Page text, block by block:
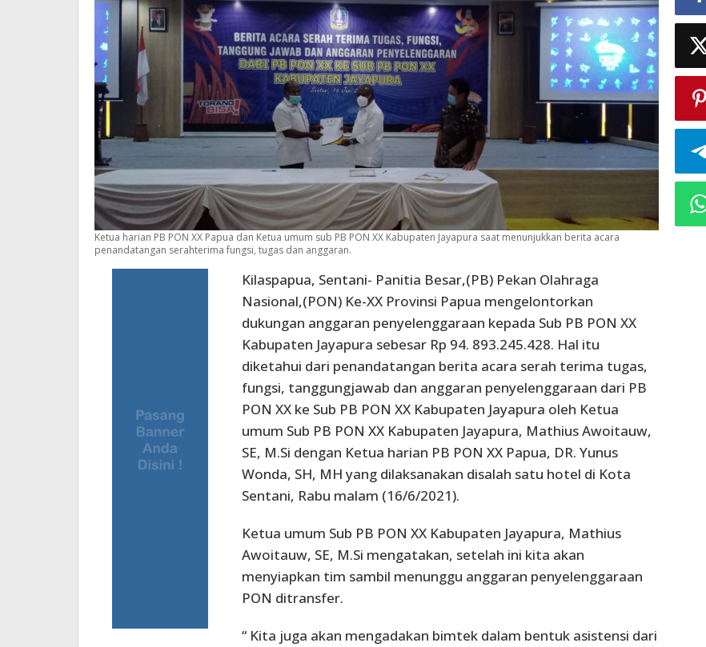
Ketua harian PB PON XX Papua dan Ketua umum sub PB PON XX Kabupaten Jayapura saat menunjukkan berita acara
penandatangan serahterima fungsi, tugas dan anggaran.
Kilaspapua, Sentani- Panitia Besar,(PB) Pekan Olahraga
Nasional,(PON) Ke-XX Provinsi Papua mengelontorkan
dukungan anggaran penyelenggaraan kepada Sub PB PON XX
Kabupaten Jayapura sebesar Rp 94. 893.245.428. Hal itu
diketahui dari penandatangan berita acara serah terima tugas,
fungsi, tanggungjawab dan anggaran penyelenggaraan dari PB
PON XX ke Sub PB PON XX Kabupaten Jayapura oleh Ketua
umum Sub PB PON XX Kabupaten Jayapura, Mathius Awoitauw,
SE, M.Si dengan Ketua harian PB PON XX Papua, DR. Yunus
Wonda, SH, MH yang dilaksanakan disalah satu hotel di Kota
Sentani, Rabu malam (16/6/2021).
Ketua umum Sub PB PON XX Kabupaten Jayapura, Mathius
Awoitauw, SE, M.Si mengatakan, setelah ini kita akan
menyiapkan tim sambil menunggu anggaran penyelenggaraan
PON ditransfer.
“ Kita juga akan mengadakan bimtek dalam bentuk asistensi dari